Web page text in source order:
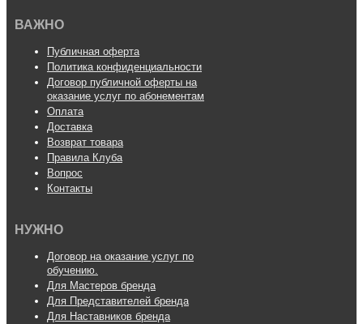
ВАЖНО
Публичная оферта
Политика конфиденциальности
Договор публичной оферты на
оказание услуг по абонементам
Оплата
Доставка
Возврат товара
Правила Клуба
Вопрос
Контакты
НУЖНО
Договор на оказание услуг по
обучению.
Для Мастеров бренда
Для Представителей бренда
Для Наставников бренда